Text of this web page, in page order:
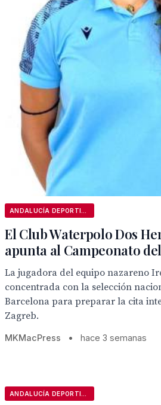
El Club Waterpolo Dos
apunta al Campeonato
La jugadora del equipo nazareno
concentrada con la selección
Barcelona para preparar la cita
Zagreb.
MKMacPress • hace 3 semanas